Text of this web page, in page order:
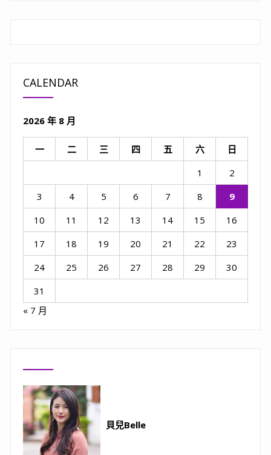
CALENDAR
2026 年 8 月
一 二 三 四 五 六
日
1
2
3
4 5 6 7 8
9
10
11 12 13 14 15
16
17
18 19 20 21 22
23
24
25 26 27 28 29
30
31
« 7 月
貝兒Belle